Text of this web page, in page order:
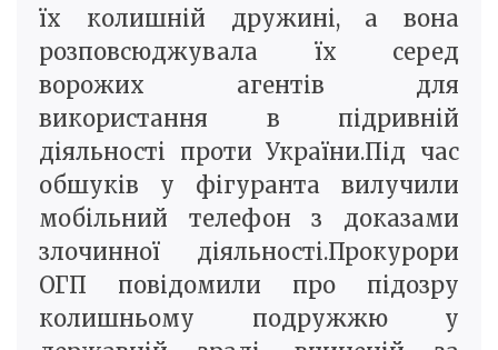
їх колишній дружині, а вона
розповсюджувала їх серед
ворожих агентів для
використання в підривній
діяльності проти України.Під час
обшуків у фігуранта вилучили
мобільний телефон з доказами
злочинної діяльності.Прокурори
ОГП повідомили про підозру
колишньому подружжю у